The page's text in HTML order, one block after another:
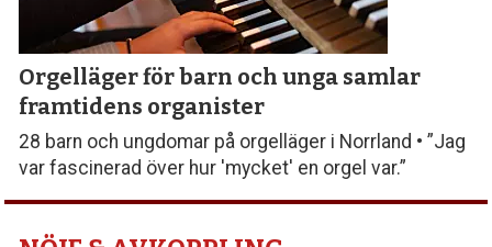
Orgelläger för barn och unga samlar
framtidens organister
28 barn och ungdomar på orgelläger i Norrland • ”Jag
var fascinerad över hur 'mycket' en orgel var.”